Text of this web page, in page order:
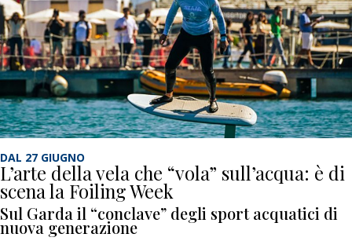
DAL 27 GIUGNO
L’arte della vela che “vola” sull’acqua: è di
scena la Foiling Week
Sul Garda il “conclave” degli sport acquatici di
nuova generazione